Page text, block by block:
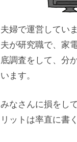
夫婦で運営していま
夫が研究職で、家
底調査をして、分
います。
みなさんに損をし
リットは率直に書